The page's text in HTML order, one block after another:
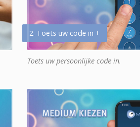
2. Toets uw code in +
Toets uw persoonlijke code in.